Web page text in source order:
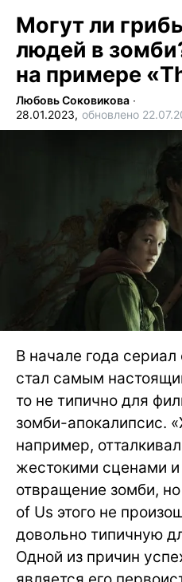
Могут ли
людей в
на примере
Любовь Соковикова ∙
28.01.2023, обновлено
В начале года сериал
стал самым
то не типично для
зомби-апокалипсис.
например,
жестокими сценами
отвращение зомби,
of Us этого не
довольно типичную
Одной из причин